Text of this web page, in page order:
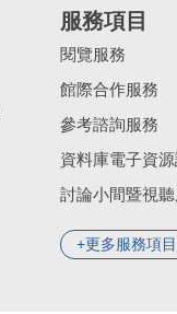
服務項目
閱覽服務
館際合作服務
參考諮詢服務
資料庫電子資
討論小間暨視
更多服務項目